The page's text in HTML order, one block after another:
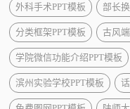
外科手术PPT模板 部长
分类框架PPT模板 古风
学院微信功能介绍PPT模板
滨州实验学校PPT模板